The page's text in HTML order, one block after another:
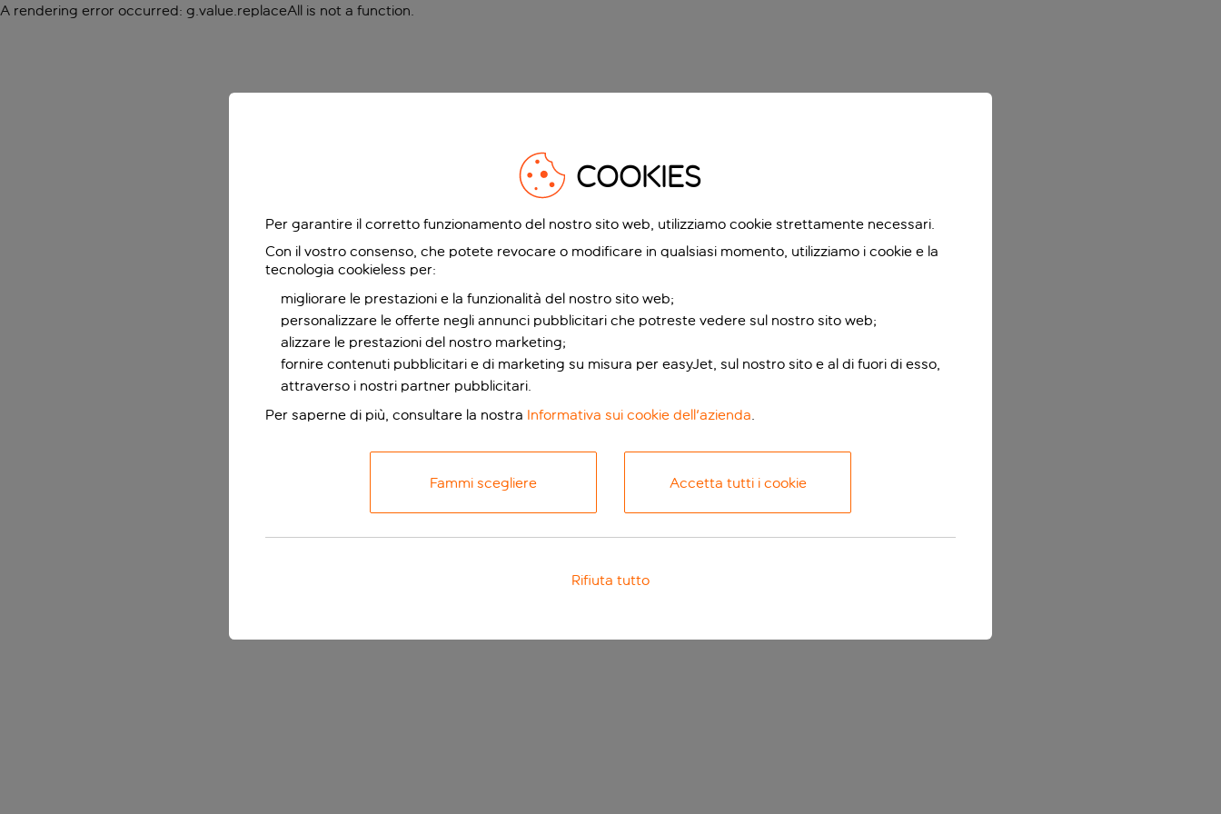
A rendering error occurred: g.value.replaceAll is not a function.
COOKIES
Per garantire il corretto funzionamento del nostro sito web, utilizziamo cookie strettamente necessari.
Con il vostro consenso, che potete revocare o modificare in qualsiasi momento, utilizziamo i cookie e la
tecnologia cookieless per:
migliorare le prestazioni e la funzionalità del nostro sito web;
personalizzare le offerte negli annunci pubblicitari che potreste vedere sul nostro sito web;
alizzare le prestazioni del nostro marketing;
fornire contenuti pubblicitari e di marketing su misura per easyJet, sul nostro sito e al di fuori di esso,
attraverso i nostri partner pubblicitari.
Per saperne di più, consultare la nostra Informativa sui cookie dell'azienda.
Fammi scegliere Accetta tutti i cookie
Rifiuta tutto